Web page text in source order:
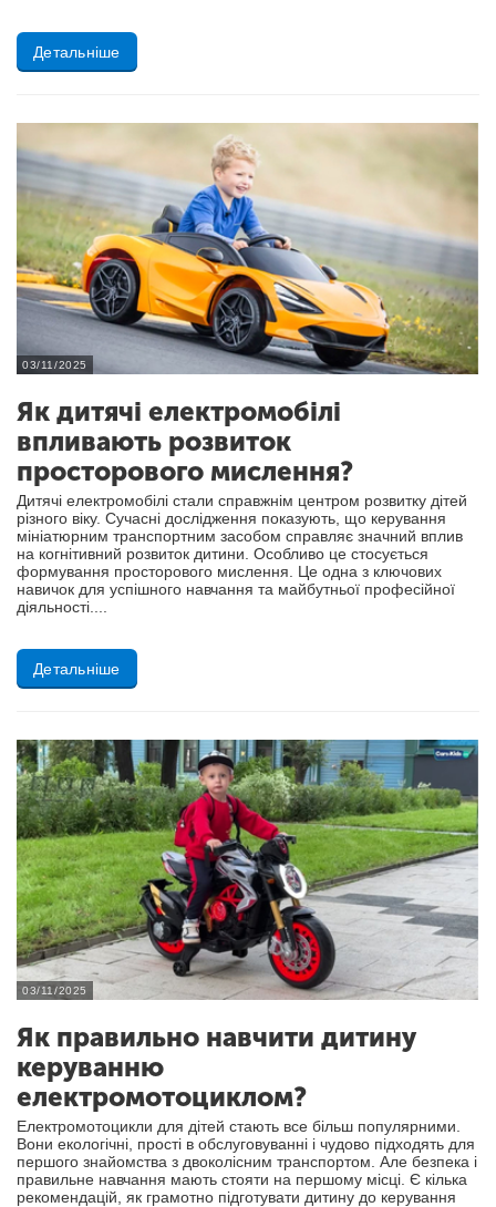
Детальніше
03/11/2025
Як дитячі електромобілі
впливають розвиток
просторового мислення?
Дитячі електромобілі стали справжнім центром розвитку дітей
різного віку. Сучасні дослідження показують, що керування
мініатюрним транспортним засобом справляє значний вплив
на когнітивний розвиток дитини. Особливо це стосується
формування просторового мислення. Це одна з ключових
навичок для успішного навчання та майбутньої професійної
діяльності....
Детальніше
03/11/2025
Як правильно навчити дитину
керуванню
електромотоциклом?
Електромотоцикли для дітей стають все більш популярними.
Вони екологічні, прості в обслуговуванні і чудово підходять для
першого знайомства з двоколісним транспортом. Але безпека і
правильне навчання мають стояти на першому місці. Є кілька
рекомендацій, як грамотно підготувати дитину до керування